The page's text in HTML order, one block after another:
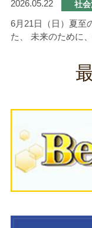
2026.05.22 社
6月21日（日）夏至
た、 未来のために